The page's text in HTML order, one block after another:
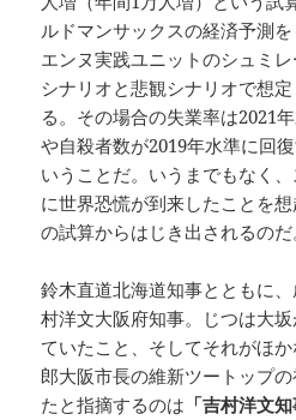
ルドマンサックスの経済予測
エンヌ実践ユニットのシュミ
シナリオと悲観シナリオで想
る。その場合の失業率は2021
や自殺者数が2019年水準に回
いうことだ。いうまでもなく
に世界恐慌が到来したことを
の試算からはじき出されるのだ
鈴木直道北海道知事とともに
村洋文大阪府知事。じつは大
ていたこと、そしてそれがほ
郎大阪市長の維新ツートップ
たと指摘するのは 「吉村洋文